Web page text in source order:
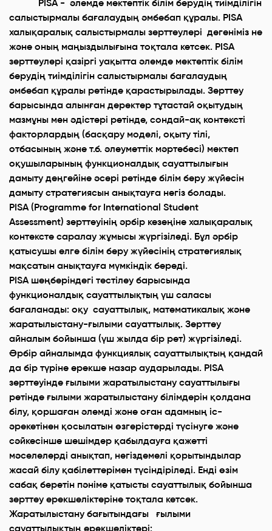
PISA - әлемде мектептік білім берудің тиімділігін
салыстырмалы бағалаудың әмбебап құралы. PISA
халықаралық салыстырмалы зерттеулері дегеніміз не
және оның маңыздылығына тоқтала кетсек. РІSА
зерттеулері қазіргі уақытта әлемде мектептік білім
берудің тиімділігін салыстырмалы бағалаудың
әмбебап құралы ретінде қарастырылады. Зерттеу
барысында алынған деректер тұтастай оқытудың
мазмұны мен әдістері ретінде, сондай-ақ контексті
факторлардың (басқару моделі, оқыту тілі,
отбасының және т.б. әлеуметтік мәртебесі) мектеп
оқушыларының функционалдық сауаттылығын
дамыту деңгейіне әсері ретінде білім беру жүйесін
дамыту стратегиясын анықтауға негіз болады.
PISA (Programme for International Student
Assessment) зерттеуінің әрбір кезеңіне халықаралық
контексте саралау жұмысы жүргізіледі. Бұл әрбір
қатысушы елге білім беру жүйесінің стратегиялық
мақсатын анықтауға мүмкіндік береді.
РІSА шеңберіндегі тестілеу барысында
функционалдық сауаттылықтың үш саласы
бағаланады: оқу сауаттылық, математикалық және
жаратылыстану-ғылыми сауаттылық. Зерттеу
айналым бойынша (үш жылда бір рет) жүргізіледі.
Әрбір айналымда функциялық сауаттылықтың қандай
да бір түріне ерекше назар аударылады. PISA
зерттеуінде ғылыми жаратылыстану сауаттылығы
ретінде ғылыми жаратылыстану білімдерін қолдана
білу, қоршаған әлемді және оған адамның іс-
әрекетінен қосылатын өзгерістерді түсінуге және
сәйкесінше шешімдер қабылдауға қажетті
мәселелерді анықтап, негіздемелі қорытындылар
жасай білу қабілеттерімен түсіндіріледі. Енді өзім
сабақ беретін пәніме қатысты сауаттылық бойынша
зерттеу ерекшеліктеріне тоқтала кетсек.
Жаратылыстану бағытындағы ғылыми
сауаттылықтың ерекшеліктері: